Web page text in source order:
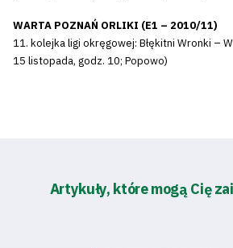
WARTA POZNAŃ ORLIKI (E1 – 2010/11)
11. kolejka ligi okręgowej: Błękitni Wronki –
15 listopada, godz. 10; Popowo)
Artykuły, które mogą Cię